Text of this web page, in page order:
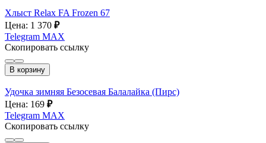
Хлыст Relax FA Frozen 67
Цена: 1 370 ₽
Telegram MAX
Скопировать ссылку
В корзину
Удочка зимняя Безосевая Балалайка (Пирс)
Цена: 169 ₽
Telegram MAX
Скопировать ссылку